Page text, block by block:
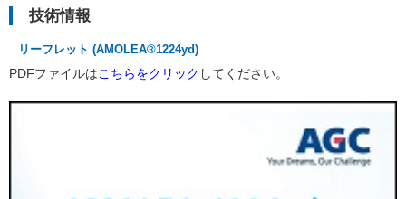
技術情報
リーフレット (AMOLEA®1224yd)
PDFファイルはこちらをクリック してください。